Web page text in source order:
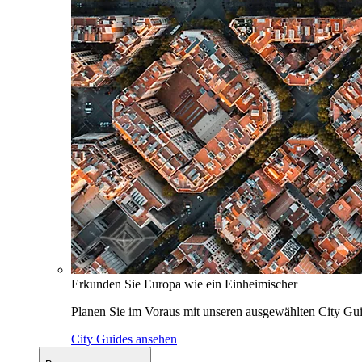
Erkunden Sie Europa wie ein Einheimischer
Planen Sie im Voraus mit unseren ausgewählten City
City Guides ansehen